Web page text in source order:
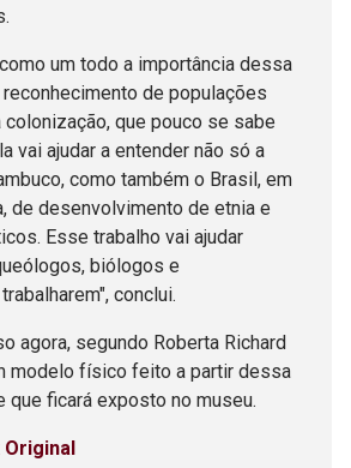
um todo a importância dessa
de populações
que pouco se sabe
vai ajudar a entender não só a
como também o Brasil, em
de desenvolvimento de etnia e
Esse trabalho vai ajudar
biólogos e
conclui.
agora, segundo Roberta Richard
modelo físico feito a partir dessa
que ficará exposto no museu.